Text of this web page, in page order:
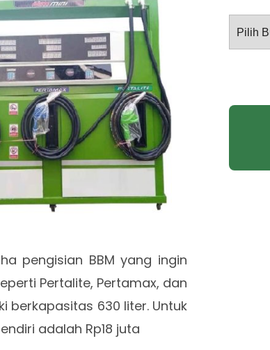
pengisian BBM yang ingin
Pertalite, Pertamax, dan
berkapasitas 630 liter. Untuk
adalah Rp18 juta
Arsip